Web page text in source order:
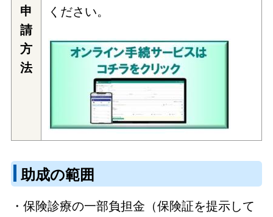
申
請
方
法
ください。
助成の範囲
・保険診療の一部負担金（保険証を提示して